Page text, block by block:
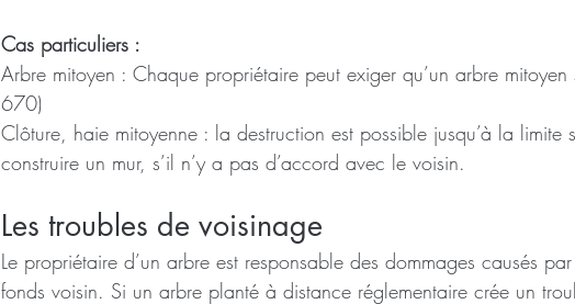
Cas particuliers :
Arbre mitoyen : Chaque propriétaire peut exiger qu’un arbre
670)
Clôture, haie mitoyenne : la destruction est possible jusqu’à la
construire un mur, s’il n’y a pas d’accord avec le voisin.
Les troubles de voisinage
Le propriétaire d’un arbre est responsable des dommages causés
fonds voisin. Si un arbre planté à distance réglementaire crée un